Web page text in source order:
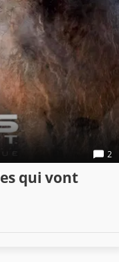
2
qui vont